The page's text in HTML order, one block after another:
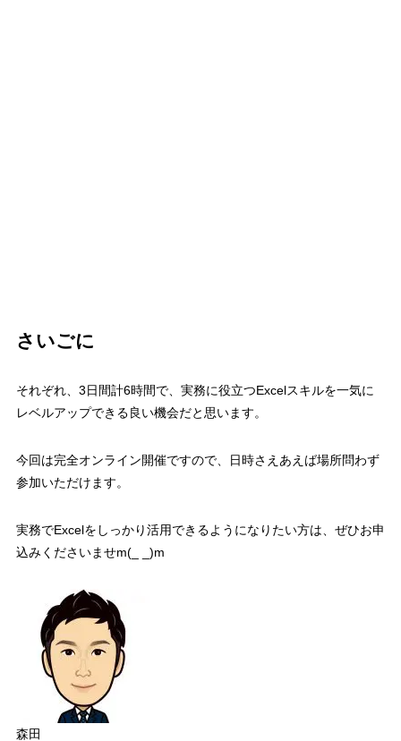
さいごに
それぞれ、 3日間計6時間で、実務に役立つExcelスキルを一気に
レベルアップできる良い機会だと思います。
今回は完全オンライン開催ですので、日時さえあえば場所問わず
参加いただけます。
実務でExcelをしっかり活用できるようになりたい方は、ぜひお申
込みくださいませm(_ _)m
森田